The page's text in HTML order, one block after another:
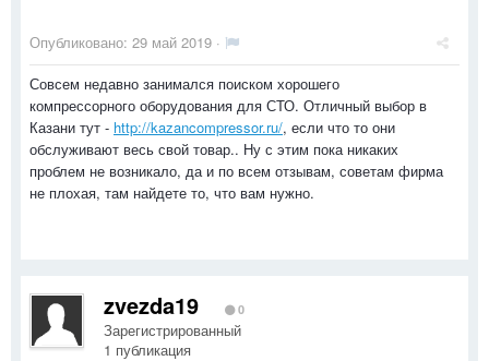
Опубликовано: 29 май 2019 ·
Совсем недавно занимался поиском хорошего
компрессорного оборудования для СТО. Отличный выбор в
Казани тут - http://kazancompressor.ru/, если что то они
обслуживают весь свой товар.. Ну с этим пока никаких
проблем не возникало, да и по всем отзывам, советам фирма
не плохая, там найдете то, что вам нужно.
zvezda19 0
Зарегистрированный
1 публикация